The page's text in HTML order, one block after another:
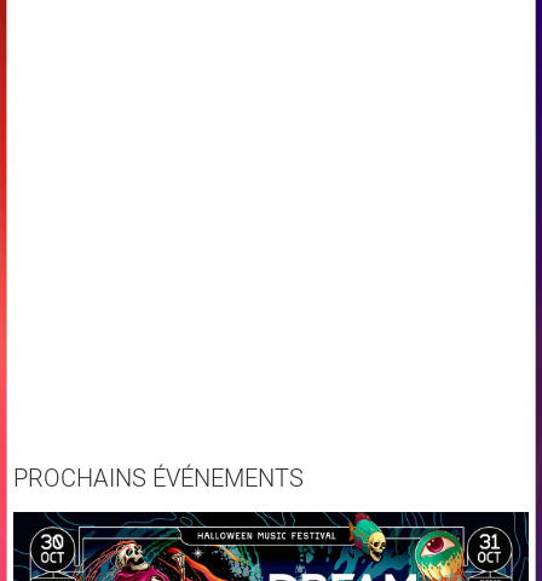
PROCHAINS ÉVÉNEMENTS